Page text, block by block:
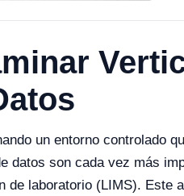
un entorno controlado
datos son cada vez más
de laboratorio (LIMS). Este